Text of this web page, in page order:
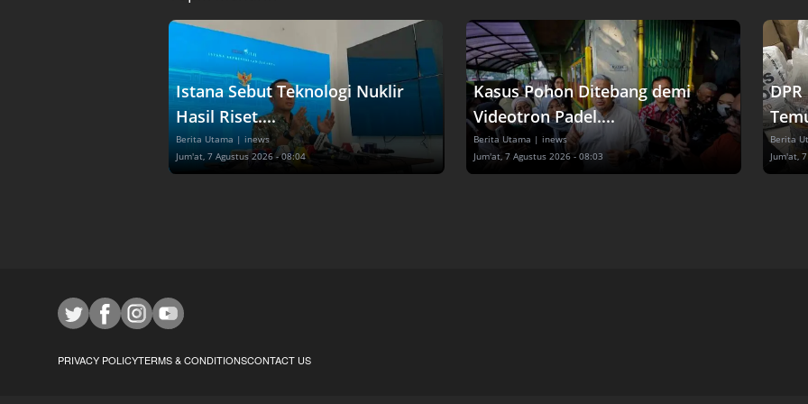
Istana Sebut Teknologi Nuklir
Hasil Riset....
Berita Utama | inews
Jum'at, 7 Agustus 2026 - 08:04
Kasus Pohon Ditebang demi
Videotron Padel....
Berita Utama | inews
Jum'at, 7 Agustus 2026 - 08:03
Berita
Jum'at,
PRIVACY POLICYTERMS & CONDITIONSCONTACT US